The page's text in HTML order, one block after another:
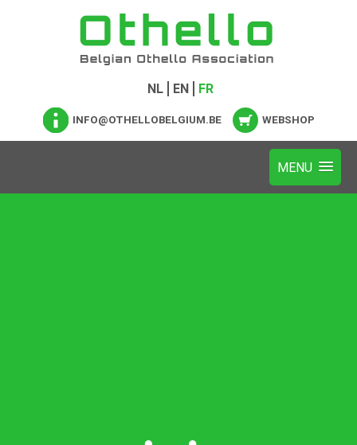
NL EN FR
INFO@OTHELLOBELGIUM.BE WEBSHOP